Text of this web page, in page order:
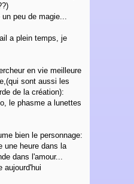
peu de magie...
a plein temps, je
en vie meilleure
sont aussi les
de la création):
le phasme a lunettes
bien le personnage:
une heure dans la
dans l'amour...
aujourd'hui